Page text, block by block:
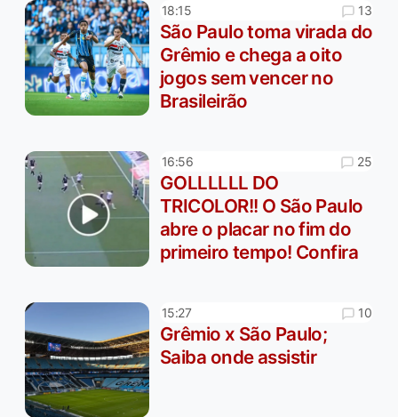
18:15 13
São Paulo toma virada do
Grêmio e chega a oito
jogos sem vencer no
Brasileirão
16:56 25
GOLLLLLL DO
TRICOLOR!! O São Paulo
abre o placar no fim do
primeiro tempo! Confira
15:27 10
Grêmio x São Paulo;
Saiba onde assistir